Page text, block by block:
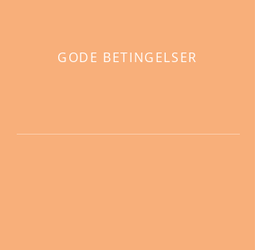
GODE BETINGELSER